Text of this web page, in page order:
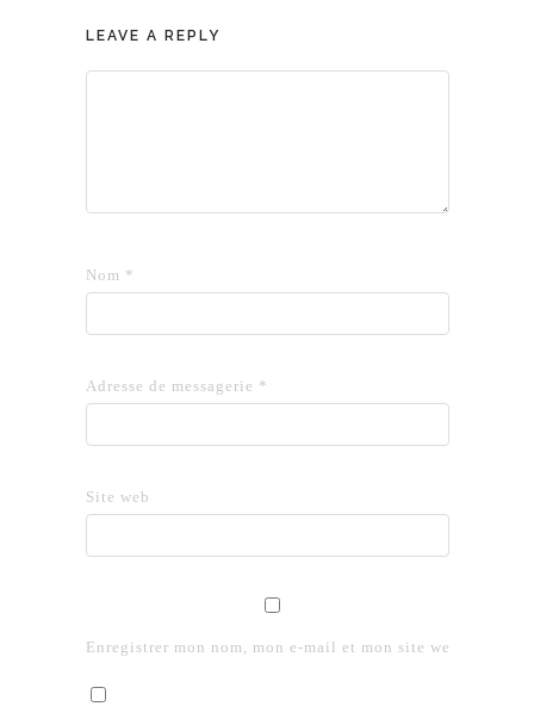
LEAVE A REPLY
Nom *
Adresse de messagerie *
Site web
Enregistrer mon nom, mon e-mail et mon site web dans le